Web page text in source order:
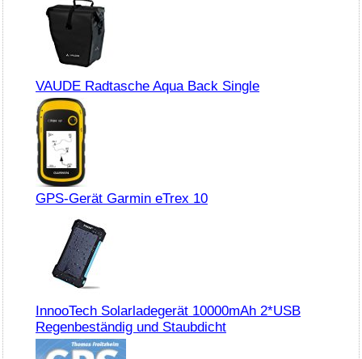
VAUDE Radtasche Aqua Back Single
GPS-Gerät Garmin eTrex 10
InnooTech Solarladegerät 10000mAh 2*USB
Regenbeständig und Staubdicht